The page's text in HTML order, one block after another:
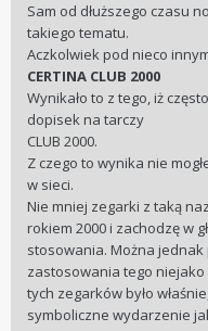
Sam od dłuższego czasu
takiego tematu.
Aczkolwiek pod nieco
CERTINA CLUB 2000
Wynikało to z tego, iż
dopisek na tarczy
CLUB 2000.
Z czego to wynika nie
w sieci.
Nie mniej zegarki z taką
rokiem 2000 i zachodzę w
stosowania. Można jednak
zastosowania tego
tych zegarków było
symboliczne wydarzenie